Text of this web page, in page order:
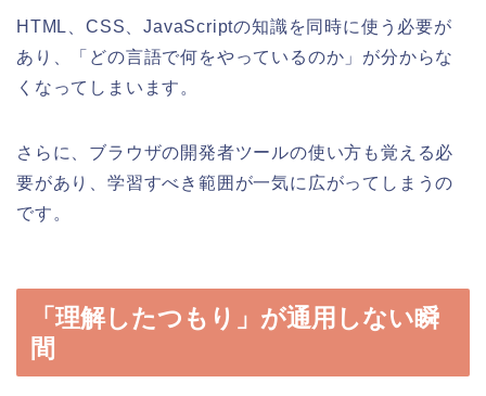
HTML、CSS、JavaScriptの知識を同時に使う必要が
あり、「どの言語で何をやっているのか」が分からな
くなってしまいます。
さらに、ブラウザの開発者ツールの使い方も覚える必
要があり、学習すべき範囲が一気に広がってしまうの
です。
「理解したつもり」が通用しない瞬
間